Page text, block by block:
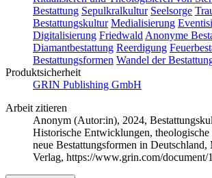
Bestattung Sepulkralkultur Seelsorge
Bestattungskultur Medialisierung
Digitalisierung Friedwald Anonyme
Diamantbestattung Reerdigung
Bestattungsformen Wandel der
Produktsicherheit
GRIN Publishing GmbH
Arbeit zitieren
Anonym (Autor:in), 2024,
Historische Entwicklungen, theologische
neue Bestattungsformen in
Verlag, https://www.grin.com/document/